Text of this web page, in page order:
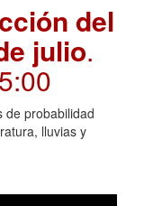
del
julio.
de probabilidad
lluvias y